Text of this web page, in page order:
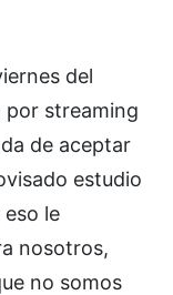
del
por streaming
de aceptar
estudio
le
nosotros,
no somos